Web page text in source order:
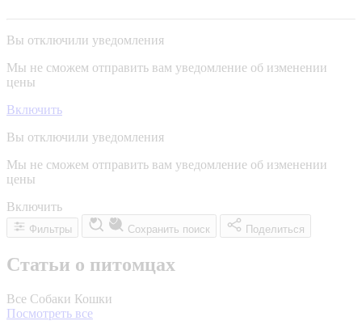
Вы отключили уведомления
Мы не сможем отправить вам уведомление об изменении
цены
Включить
Вы отключили уведомления
Мы не сможем отправить вам уведомление об изменении
цены
Включить
Фильтры Сохранить поиск Поделиться
Статьи о питомцах
Все Собаки Кошки
Посмотреть все